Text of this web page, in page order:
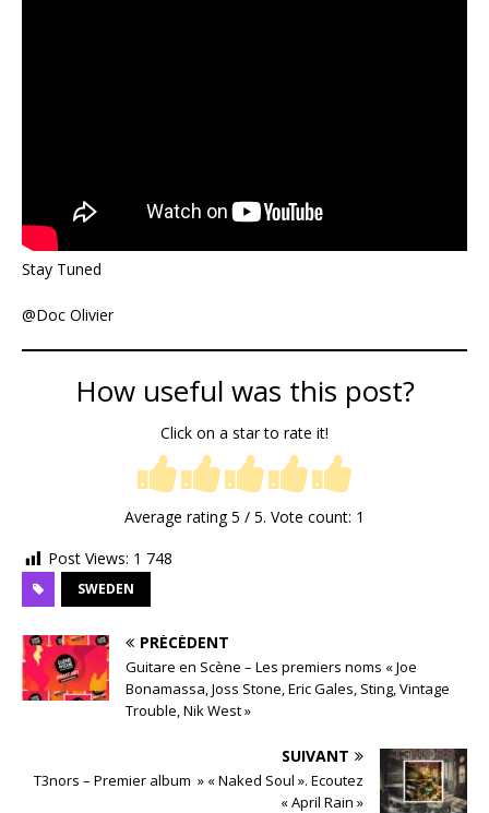
Stay Tuned
@Doc Olivier
How useful was this post?
Click on a star to rate it!
Average rating5 / 5. Vote count: 1
Post Views: 1 748
SWEDEN
PRÉCÉDENT
Guitare en Scène – Les premiers noms « Joe
Bonamassa, Joss Stone, Eric Gales, Sting, Vintage
Trouble, Nik West »
SUIVANT
T3nors – Premier album » « Naked Soul ». Ecoutez
« April Rain »